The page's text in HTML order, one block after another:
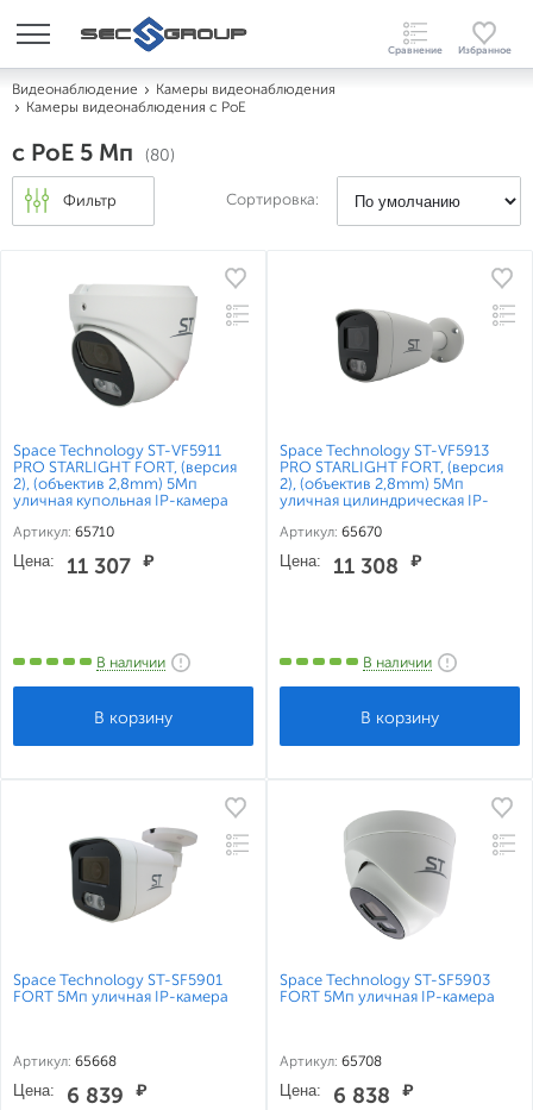
Видеонаблюдение
Камеры видеонаблюдения
Камеры видеонаблюдения c PoE
c PoE 5 Мп (80)
Фильтр Сортировка:
Space Technology ST-VF5911
PRO STARLIGHT FORT, (версия
2), (объектив 2,8mm) 5Мп
уличная купольная IP-камера
Артикул: 65710
Цена: 11 307 ₽
В наличии
Space Technology ST-VF5913
PRO STARLIGHT FORT, (версия
2), (объектив 2,8mm) 5Мп
уличная цилиндрическая IP-
Артикул: 65670
Цена: 11 308 ₽
В наличии
Space Technology ST-SF5901
FORT 5Мп уличная IP-камера
Артикул: 65668
Цена: 6 839 ₽
Space Technology ST-SF5903
FORT 5Мп уличная IP-камера
Артикул: 65708
Цена: 6 838 ₽